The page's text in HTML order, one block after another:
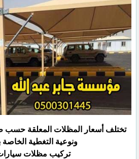
تختلف أسعار المظلات المعلقة حسب
ونوعية التغطية الخاصة
تركيب مظلات